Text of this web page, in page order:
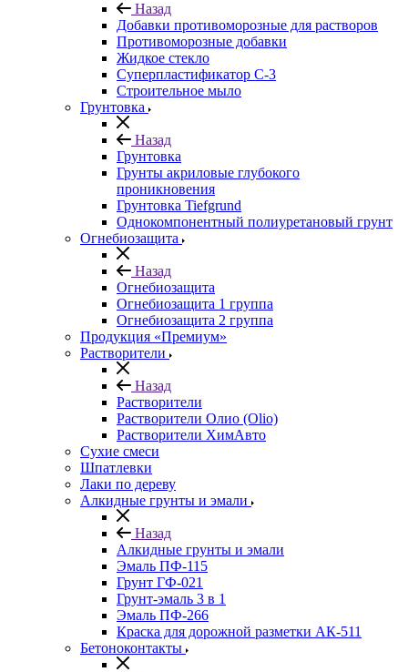
Назад
Добавки противоморозные для растворов
Противоморозные добавки
Жидкое стекло
Суперпластификатор С-3
Строительное мыло
Грунтовка
Назад
Грунтовка
Грунты акриловые глубокого
проникновения
Грунтовка Tiefgrund
Однокомпонентный полиуретановый грунт
Огнебиозащита
Назад
Огнебиозащита
Огнебиозащита 1 группа
Огнебиозащита 2 группа
Продукция «Премиум»
Растворители
Назад
Растворители
Растворители Олио (Olio)
Растворители ХимАвто
Сухие смеси
Шпатлевки
Лаки по дереву
Алкидные грунты и эмали
Назад
Алкидные грунты и эмали
Эмаль ПФ-115
Грунт ГФ-021
Грунт-эмаль 3 в 1
Эмаль ПФ-266
Краска для дорожной разметки АК-511
Бетоноконтакты